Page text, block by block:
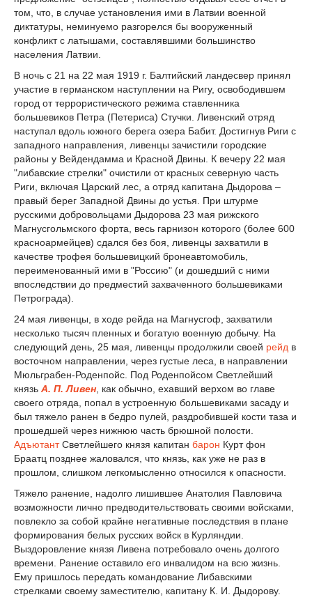
том, что, в случае установления ими в Латвии военной
диктатуры, неминуемо разгорелся бы вооруженный
конфликт с латышами, составлявшими большинство
населения Латвии.
В ночь с 21 на 22 мая 1919 г. Балтийский ландесвер принял
участие в германском наступлении на Ригу, освободившем
город от террористического режима ставленника
большевиков Петра (Петериса) Стучки. Ливенский отряд
наступал вдоль южного берега озера Бабит. Достигнув Риги с
западного направления, ливенцы зачистили городские
районы у Вейдендамма и Красной Двины. К вечеру 22 мая
"либавские стрелки" очистили от красных северную часть
Риги, включая Царский лес, а отряд капитана Дыдорова –
правый берег Западной Двины до устья. При штурме
русскими добровольцами Дыдорова 23 мая рижского
Магнусгольмского форта, весь гарнизон которого (более 600
красноармейцев) сдался без боя, ливенцы захватили в
качестве трофея большевицкий бронеавтомобиль,
переименованный ими в "Россию" (и дошедший с ними
впоследствии до предместий захваченного большевиками
Петрограда).
24 мая ливенцы, в ходе рейда на Магнусгоф, захватили
несколько тысяч пленных и богатую военную добычу. На
следующий день, 25 мая, ливенцы продолжили своей рейд в
восточном направлении, через густые леса, в направлении
Мюльграбен-Роденпойс. Под Роденпойсом Светлейший
князь А. П. Ливен , как обычно, ехавший верхом во главе
своего отряда, попал в устроенную большевиками засаду и
был тяжело ранен в бедро пулей, раздробившей кости таза и
прошедшей через нижнюю часть брюшной полости.
АдъютантСветлейшего князя капитан барон Курт фон
Браатц позднее жаловался, что князь, как уже не раз в
прошлом, слишком легкомысленно относился к опасности.
Тяжело ранение, надолго лишившее Анатолия Павловича
возможности лично предводительствовать своими войсками,
повлекло за собой крайне негативные последствия в плане
формирования белых русских войск в Курляндии.
Выздоровление князя Ливена потребовало очень долгого
времени. Ранение оставило его инвалидом на всю жизнь.
Ему пришлось передать командование Либавскими
стрелками своему заместителю, капитану К. И. Дыдорову.